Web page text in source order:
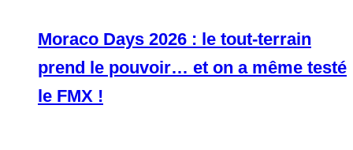
Moraco Days 2026 : le tout-terrain
prend le pouvoir… et on a même testé
le FMX !